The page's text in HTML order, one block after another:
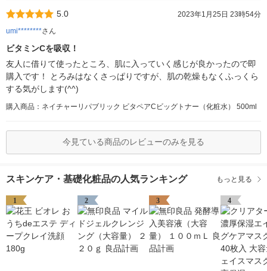
5.0
2023年1月25日 23時54分
umi********さん
ビタミンCを吸収！
友人に借りて使ったところ、肌に入っていく感じが良かったので即
購入です！ とろみはなくさっぱりですが、肌の乾燥もなくふっくら
する気がします(^^)
購入商品：ネイチャーリパブリック ビタペアCビッグトナー（化粧水） 500ml
今見ている商品のレビューのみを見る
スキンケア・基礎化粧品の人気ランキング もっと見る
1 2 3 4